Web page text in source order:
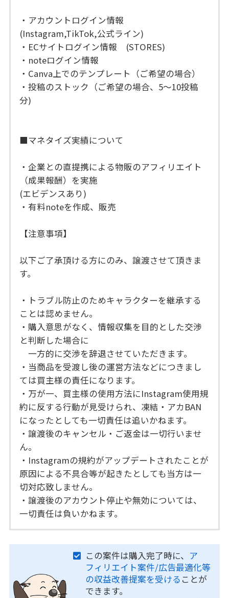
・アカウントログイン情報
(Instagram,TikTok,公式ライン)
・ECサイトログイン情報 (STORES)
・noteログイン情報
・Canva上でのテンプレート（ご希望の場合）
・投稿のストック（ご希望の場合、5～10投稿
分)
■マネタイズ実績について
・企業との直提携による物販のアフィリエイト
（成果報酬）を実施
(エビデンスあり)
・有料noteを作成、販売
【注意事項】
以下ご了承頂ける方にのみ、譲渡させて頂きま
す。
・トラブル防止のためキャラクターを継承する
ことは認めません。
・購入意思がなく、情報収集を目的とした交渉
と判断した場合に
一方的に交渉を辞退させていただきます。
・当商品を受渡し後の運営方法などにつきまし
ては買主様の責任になります。
・万が一、買主様の使用方法にInstagram使用規
約に反する行動が見受けられ、凍結・アカBAN
になったとしても一切責任は追いかねます。
・譲渡後のキャンセル・ご返金は一切行いませ
ん。
・Instagramの規約がアップデートされたことが
原因による不具合等が起きたとしても当方は一
切対応致しません。
・譲渡後のアカウント停止や無効については、
一切責任は負いかねます。
この案件は購入完了時に、 ア
フィリエイト案件/広告最適化等
の収益改善提案を受ける ことが
できます。